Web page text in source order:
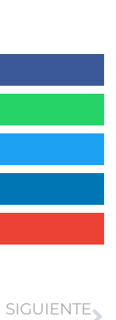
SIGUIENTE